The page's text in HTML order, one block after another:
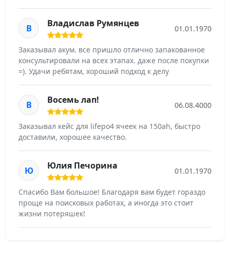
В Владислав Румянцев 01.01.1970
Заказывал акум. все пришло отлично запакованное
консультировали на всех этапах. даже после покупки
=). Удачи ребятам, хороший подход к делу
В Восемь лап! 06.08.4000
Заказывал кейс для lifepo4 ячеек на 150ah, быстро
доставили, хорошее качество.
Ю Юлия Печорина 01.01.1970
Спасибо Вам большое! Благодаря вам будет гораздо
проще на поисковых работах, а иногда это стоит
жизни потеряшек!